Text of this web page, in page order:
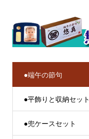
●端午の節句
●平飾りと収納セット
●兜ケースセット